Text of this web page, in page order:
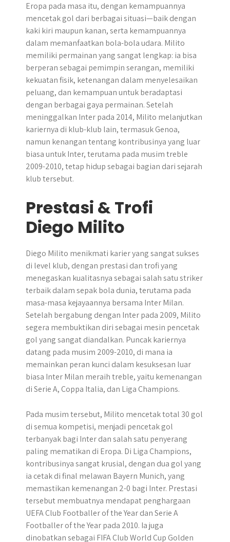
Eropa pada masa itu, dengan kemampuannya
mencetak gol dari berbagai situasi—baik dengan
kaki kiri maupun kanan, serta kemampuannya
dalam memanfaatkan bola-bola udara. Milito
memiliki permainan yang sangat lengkap: ia bisa
berperan sebagai pemimpin serangan, memiliki
kekuatan fisik, ketenangan dalam menyelesaikan
peluang, dan kemampuan untuk beradaptasi
dengan berbagai gaya permainan. Setelah
meninggalkan Inter pada 2014, Milito melanjutkan
kariernya di klub-klub lain, termasuk Genoa,
namun kenangan tentang kontribusinya yang luar
biasa untuk Inter, terutama pada musim treble
2009-2010, tetap hidup sebagai bagian dari sejarah
klub tersebut.
Prestasi & Trofi
Diego Milito
Diego Milito menikmati karier yang sangat sukses
di level klub, dengan prestasi dan trofi yang
menegaskan kualitasnya sebagai salah satu striker
terbaik dalam sepak bola dunia, terutama pada
masa-masa kejayaannya bersama Inter Milan.
Setelah bergabung dengan Inter pada 2009, Milito
segera membuktikan diri sebagai mesin pencetak
gol yang sangat diandalkan. Puncak kariernya
datang pada musim 2009-2010, di mana ia
memainkan peran kunci dalam kesuksesan luar
biasa Inter Milan meraih treble, yaitu kemenangan
di Serie A, Coppa Italia, dan Liga Champions.
Pada musim tersebut, Milito mencetak total 30 gol
di semua kompetisi, menjadi pencetak gol
terbanyak bagi Inter dan salah satu penyerang
paling mematikan di Eropa. Di Liga Champions,
kontribusinya sangat krusial, dengan dua gol yang
ia cetak di final melawan Bayern Munich, yang
memastikan kemenangan 2-0 bagi Inter. Prestasi
tersebut membuatnya mendapat penghargaan
UEFA Club Footballer of the Year dan Serie A
Footballer of the Year pada 2010. Ia juga
dinobatkan sebagai FIFA Club World Cup Golden